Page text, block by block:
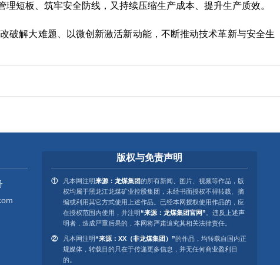
短板、筑牢安全防线，又持续压缩生产成本、提升生产质效。
破解大难题、以微创新激活新动能，不断推动技术革新与安全生
版权与免责声明
凡本网注明来源：龙煤集团的所有新闻、图片、视频等作品，版
权均属于黑龙江龙煤矿业控股集团，未经书面授权不得转载、摘
编或利用其它方式使用上述作品。已经本网授权使用作品的，应
在授权范围内使用，并注明“来源：龙煤集团官网” 。违反上述声
明者，造成严重后果的，本网将严肃追究其相关法律责任。
凡本网注明“来源：XX（非龙煤集团）”的作品，均转载自国内正
规媒体，转载目的只在于传递更多信息，并无任何商业盈利目
的。